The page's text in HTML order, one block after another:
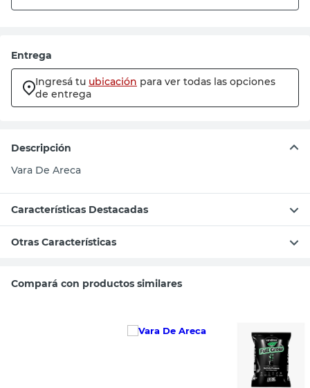
Entrega
Ingresá tu ubicación para ver todas las opciones
de entrega
Descripción
Vara De Areca
Características Destacadas
Otras Características
Compará con productos similares